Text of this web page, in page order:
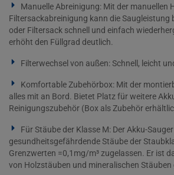
Manuelle Abreinigung: Mit der manuellen
Filtersackabreinigung kann die Saugleistung
oder Filtersack schnell und einfach
erhöht den Füllgrad deutlich.
Filterwechsel von außen: Schnell, leicht
Komfortable Zubehörbox: Mit der
alles mit an Bord. Bietet Platz für weitere
Reinigungszubehör (Box als Zubehör
Für Stäube der Klasse M: Der Akku-
gesundheitsgefährdende Stäube der
Grenzwerten =0,1mg/m³ zugelassen. Er ist
von Holzstäuben und mineralischen Stäuben